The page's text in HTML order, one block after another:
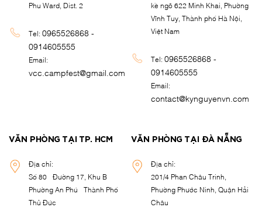
Phu Ward, Dist. 2
Tel:0965526868 -
0914605555
Email:
vcc.campfest@gmail.com
kề ngõ 622 Minh Khai, Phường
Vĩnh Tuy, Thành phố Hà Nội,
Việt Nam
Tel:0965526868 -
0914605555
Email:
contact@kynguyenvn.com
VĂN PHÒNG TẠI TP. HCM
Địa chỉ:
Số 80 - Đường 17, Khu B -
Phường An Phú - Thành Phố
Thủ Đức
VĂN PHÒNG TẠI ĐÀ NẴNG
Địa chỉ:
201/4 Phan Châu Trinh,
Phường Phước Ninh, Quận Hải
Châu